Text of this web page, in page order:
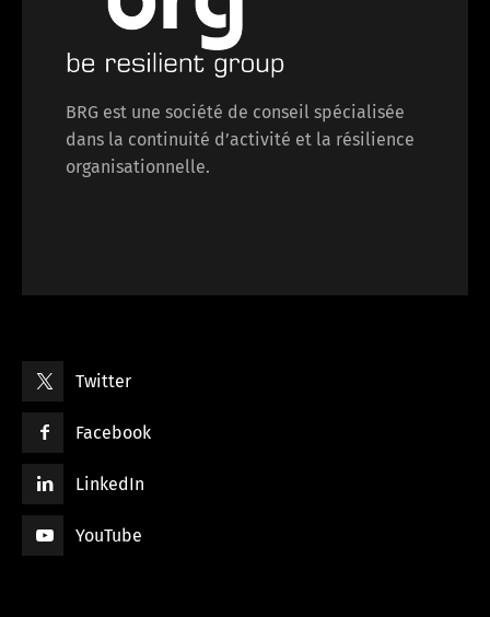
BRG est une société de conseil spécialisée
dans la continuité d’activité et la résilience
organisationnelle.
Twitter
Facebook
LinkedIn
YouTube